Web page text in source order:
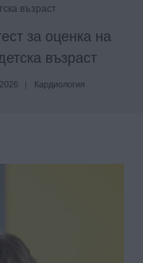
възраст
за оценка на
възраст
Кардиология